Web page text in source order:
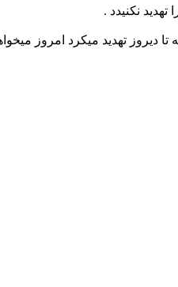
تهدید نکنیدد .
دیروز تهدید میکرد امروز